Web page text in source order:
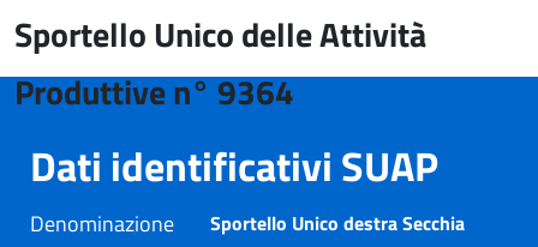
Sportello Unico delle Attività
Produttive n° 9364
Dati identificativi SUAP
Denominazione Sportello Unico destra Secchia